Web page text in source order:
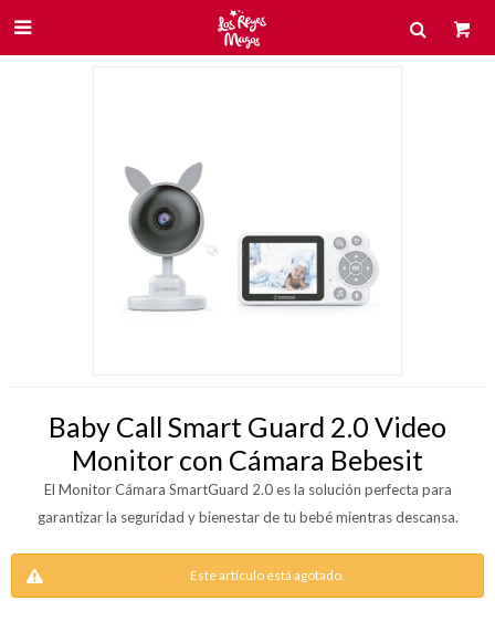

Baby Call Smart Guard 2.0 Video
Monitor con Cámara Bebesit
El Monitor Cámara SmartGuard 2.0 es la solución perfecta para
garantizar la seguridad y bienestar de tu bebé mientras descansa.
Este artículo está agotado.